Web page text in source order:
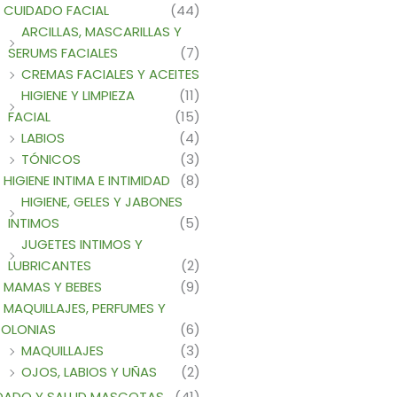
CUIDADO FACIAL
(44)
ARCILLAS, MASCARILLAS Y
SERUMS FACIALES
(7)
CREMAS FACIALES Y ACEITES
(11)
HIGIENE Y LIMPIEZA
FACIAL
(15)
LABIOS
(4)
TÓNICOS
(3)
HIGIENE INTIMA E INTIMIDAD
(8)
HIGIENE, GELES Y JABONES
INTIMOS
(5)
JUGETES INTIMOS Y
LUBRICANTES
(2)
MAMAS Y BEBES
(9)
MAQUILLAJES, PERFUMES Y
(6)
MAQUILLAJES
(3)
OJOS, LABIOS Y UÑAS
(2)